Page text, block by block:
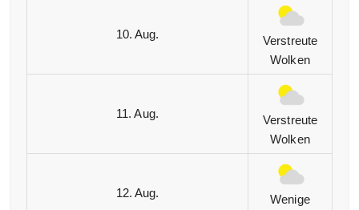
10. Aug.
Verstreute
Wolken
11. Aug.
Verstreute
Wolken
12. Aug.
Wenige